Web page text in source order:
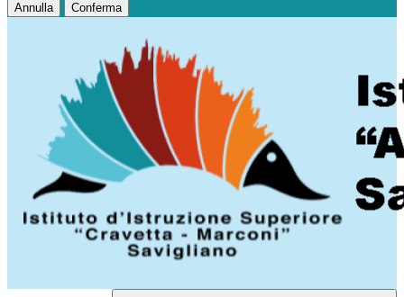
Annulla Conferma